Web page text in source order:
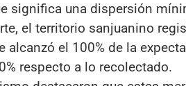
significa una dispersión
el territorio sanjuanino
alcanzó el 100% de la
respecto a lo recolectado.